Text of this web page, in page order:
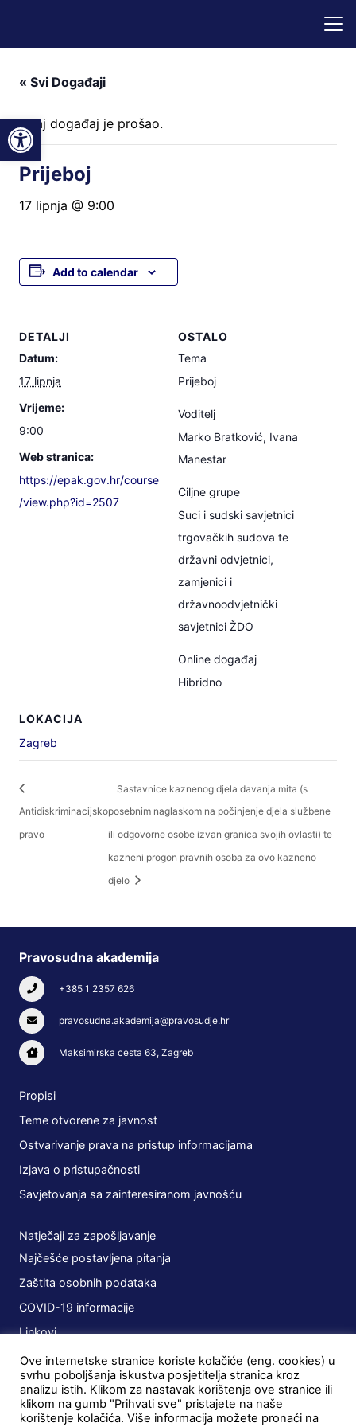
« Svi Događaji
Ovaj događaj je prošao.
Prijeboj
17 lipnja @ 9:00
Add to calendar
DETALJI
Datum:
17 lipnja
Vrijeme:
9:00
Web stranica:
https://epak.gov.hr/course
/view.php?id=2507
LOKACIJA
Zagreb
OSTALO
Tema
Prijeboj
Voditelj
Marko Bratković, Ivana
Manestar
Ciljne grupe
Suci i sudski savjetnici
trgovačkih sudova te
državni odvjetnici,
zamjenici i
državnoodvjetnički
savjetnici ŽDO
Online događaj
Hibridno
Antidiskriminacijsko
pravo
Sastavnice kaznenog djela davanja mita (s
posebnim naglaskom na počinjenje djela službene
ili odgovorne osobe izvan granica svojih ovlasti) te
kazneni progon pravnih osoba za ovo kazneno
djelo
Pravosudna akademija
+385 1 2357 626
pravosudna.akademija@pravosudje.hr
Maksimirska cesta 63, Zagreb
Propisi
Teme otvorene za javnost
Ostvarivanje prava na pristup informacijama
Izjava o pristupačnosti
Savjetovanja sa zainteresiranom javnošću
Natječaji za zapošljavanje
Najčešće postavljena pitanja
Zaštita osobnih podataka
COVID-19 informacije
Linkovi
Planovi
Javna nabava
Ugovori
Ove internetske stranice koriste kolačiće (eng. cookies) u
svrhu poboljšanja iskustva posjetitelja stranica kroz
analizu istih. Klikom za nastavak korištenja ove stranice ili
klikom na gumb "Prihvati sve" pristajete na naše
korištenje kolačića. Više informacija možete pronaći na
Open toolbar